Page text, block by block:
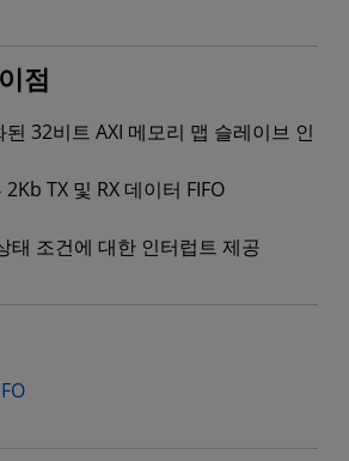
점
32비트 AXI 메모리 맵 슬레이브 인
TX 및 RX 데이터 FIFO
태 조건에 대한 인터럽트 제공